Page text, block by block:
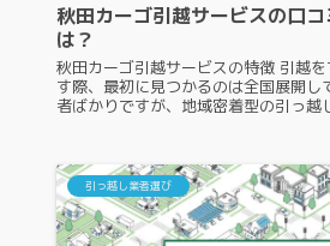
秋田カーゴ引越サービスの口
は？
秋田カーゴ引越サービスの特徴 引越
す際、最初に見つかるのは全国展開し
者ばかりですが、地域密着型の引っ越
引っ越し業者選び